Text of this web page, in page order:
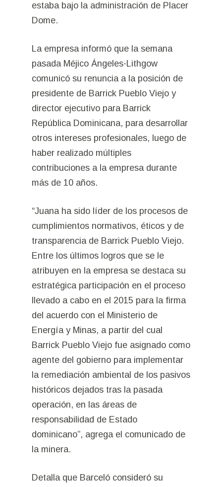
estaba bajo la administración de Placer
Dome.
La empresa informó que la semana
pasada Méjico Ángeles-Lithgow
comunicó su renuncia a la posición de
presidente de Barrick Pueblo Viejo y
director ejecutivo para Barrick
República Dominicana, para desarrollar
otros intereses profesionales, luego de
haber realizado múltiples
contribuciones a la empresa durante
más de 10 años.
“Juana ha sido líder de los procesos de
cumplimientos normativos, éticos y de
transparencia de Barrick Pueblo Viejo.
Entre los últimos logros que se le
atribuyen en la empresa se destaca su
estratégica participación en el proceso
llevado a cabo en el 2015 para la firma
del acuerdo con el Ministerio de
Energía y Minas, a partir del cual
Barrick Pueblo Viejo fue asignado como
agente del gobierno para implementar
la remediación ambiental de los pasivos
históricos dejados tras la pasada
operación, en las áreas de
responsabilidad de Estado
dominicano”, agrega el comunicado de
la minera.
Detalla que Barceló consideró su